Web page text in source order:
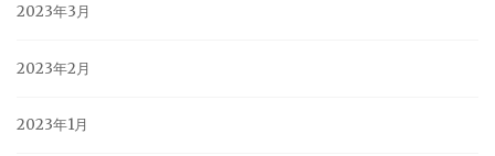
2023年3月
2023年2月
2023年1月